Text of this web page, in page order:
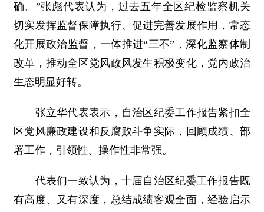
确。”张彪代表认为，过去五年全区纪检监察机关
切实发挥监督保障执行、促进完善发展作用，常态
化开展政治监督，一体推进“三不”，深化监察体制
改革，推动全区党风政风发生积极变化，党内政治
生态明显好转。
张立华代表表示，自治区纪委工作报告紧扣全
区党风廉政建设和反腐败斗争实际，回顾成绩、部
署工作，引领性、操作性非常强。
代表们一致认为，十届自治区纪委工作报告既
有高度、又有深度，总结成绩客观全面，经验启示